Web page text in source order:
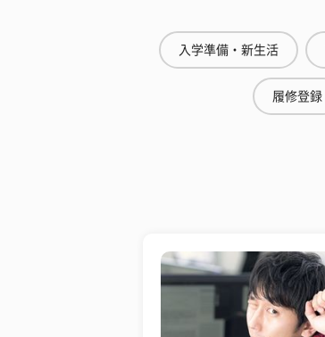
入学準備・新生活
履修登録